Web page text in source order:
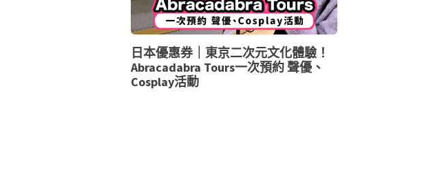
日本優惠券｜東京二次元文化體驗！
Abracadabra Tours一次預約 聲優、
Cosplay活動